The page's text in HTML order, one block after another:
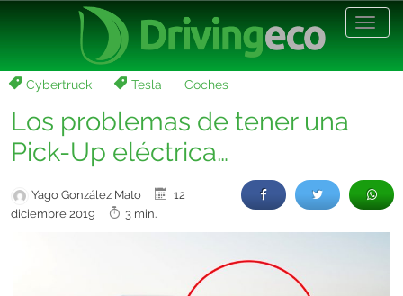
Cybertruck Tesla Coches
Los problemas de tener una
Pick-Up eléctrica…
Yago González Mato
12
diciembre 2019
3 min.